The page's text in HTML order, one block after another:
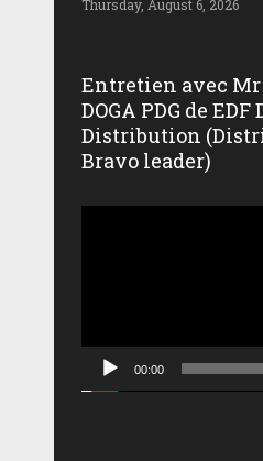
Thursday, August 6, 2026
Entretien avec
DOGA PDG de
Distribution
Bravo leader)
00:00